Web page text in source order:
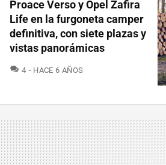
Proace Verso y Opel Zafira
Life en la furgoneta camper
definitiva, con siete plazas y
vistas panorámicas
4 COMENTARIOS
HACE 6 AÑOS